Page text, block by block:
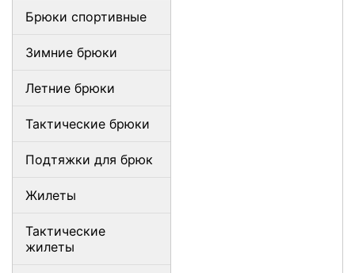
Брюки спортивные
Зимние брюки
Летние брюки
Тактические брюки
Подтяжки для брюк
Жилеты
Тактические
жилеты